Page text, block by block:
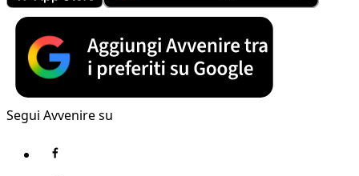
Segui Avvenire su